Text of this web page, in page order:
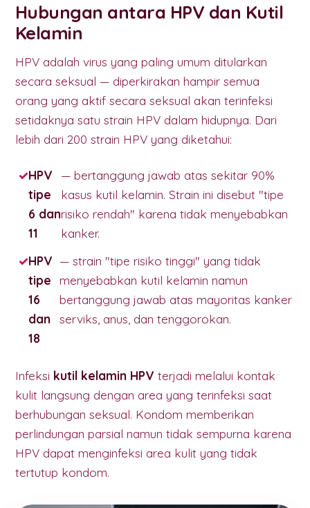
Hubungan antara HPV dan Kutil
Kelamin
HPV adalah virus yang paling umum ditularkan
secara seksual — diperkirakan hampir semua
orang yang aktif secara seksual akan terinfeksi
setidaknya satu strain HPV dalam hidupnya. Dari
lebih dari 200 strain HPV yang diketahui:
HPV
tipe
6 dan
11
— bertanggung jawab atas sekitar 90%
kasus kutil kelamin. Strain ini disebut "tipe
risiko rendah" karena tidak menyebabkan
kanker.
HPV
tipe
16
dan
18
— strain "tipe risiko tinggi" yang tidak
menyebabkan kutil kelamin namun
bertanggung jawab atas mayoritas kanker
serviks, anus, dan tenggorokan.
Infeksi kutil kelamin HPV terjadi melalui kontak
kulit langsung dengan area yang terinfeksi saat
berhubungan seksual. Kondom memberikan
perlindungan parsial namun tidak sempurna karena
HPV dapat menginfeksi area kulit yang tidak
tertutup kondom.